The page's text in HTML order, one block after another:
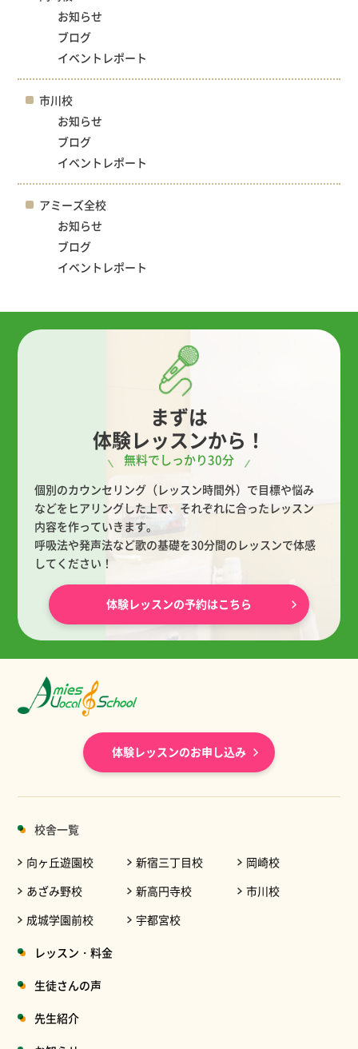
お知らせ
ブログ
イベントレポート
市川校
お知らせ
ブログ
イベントレポート
アミーズ全校
お知らせ
ブログ
イベントレポート
まずは
体験レッスンから！
無料でしっかり30分
個別のカウンセリング（レッスン時間外）で目標や悩み
などをヒアリングした上で、 それぞれに合ったレッスン
内容を作っていきます。
呼吸法や発声法など歌の基礎を30分間のレッスンで体感
してください！
体験レッスンの予約はこちら
体験レッスンのお申し込み
校舎一覧
向ヶ丘遊園校
あざみ野校
成城学園前校
新宿三丁目校
新高円寺校
宇都宮校
岡崎校
市川校
レッスン・料金
生徒さんの声
先生紹介